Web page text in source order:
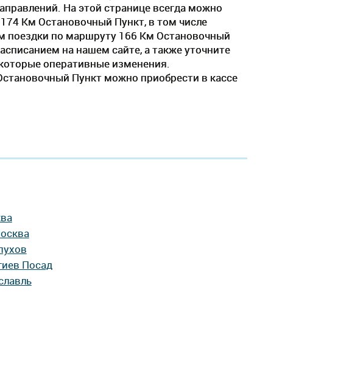
На этой странице всегда можно
Км Остановочный Пункт, в том числе
поездки по маршруту 166 Км Остановочный
на нашем сайте, а также уточните
оперативные изменения.
Пункт можно приобрести в кассе
Посад